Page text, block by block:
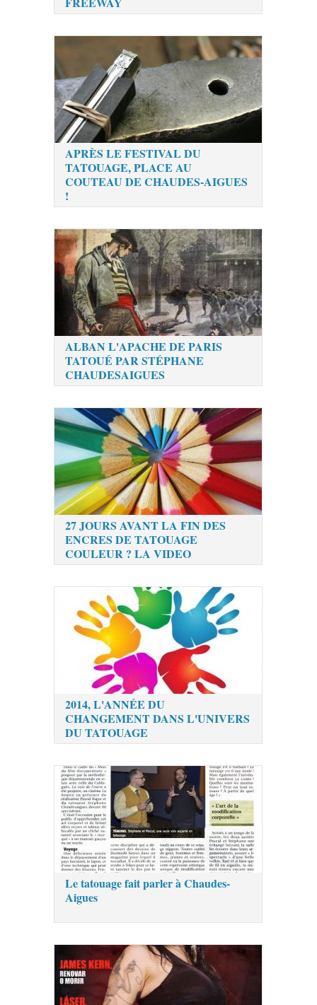
APRÈS LE FESTIVAL DU
TATOUAGE, PLACE AU
COUTEAU DE CHAUDES-AIGUES
!
ALBAN L'APACHE DE PARIS
TATOUÉ PAR STÉPHANE
CHAUDESAIGUES
27 JOURS AVANT LA FIN DES
ENCRES DE TATOUAGE
COULEUR ? LA VIDEO
2014, L'ANNÉE DU
CHANGEMENT DANS L'UNIVERS
DU TATOUAGE
Le tatouage fait parler à Chaudes-
Aigues